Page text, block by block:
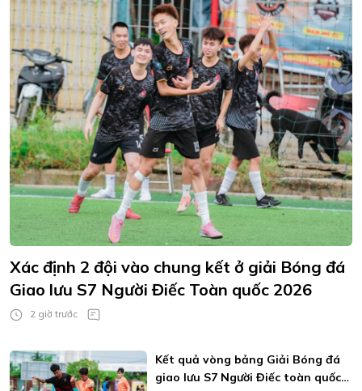
Xác định 2 đội vào chung kết ở giải Bóng đá
Giao lưu S7 Người Điếc Toàn quốc 2026
2 giờ trước
Kết quả vòng bảng Giải Bóng đá
giao lưu S7 Người Điếc toàn quốc